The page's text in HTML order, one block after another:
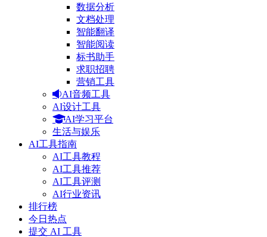
数据分析
文档处理
智能翻译
智能阅读
标书助手
求职招聘
营销工具
AI音频工具
AI设计工具
AI学习平台
生活与娱乐
AI工具指南
AI工具教程
AI工具推荐
AI工具评测
AI行业资讯
排行榜
今日热点
提交 AI 工具